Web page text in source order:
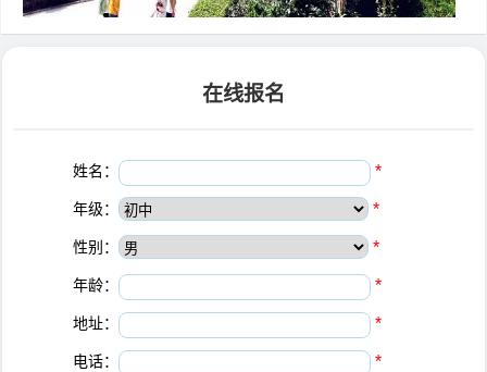
在线报名
姓名： *
年级： *
性别： *
年龄： *
地址： *
电话： *